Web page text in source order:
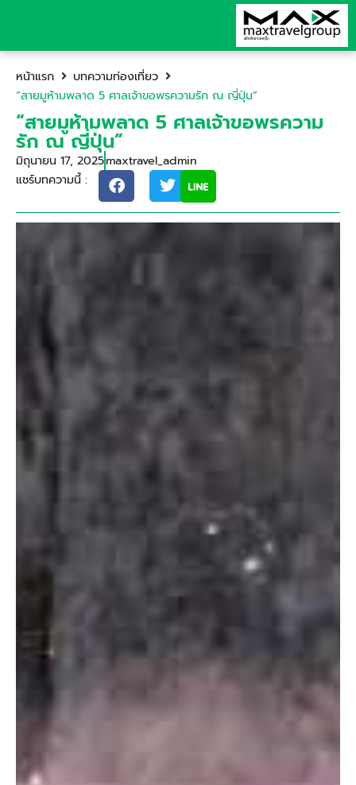
หน้าแรก
บทความท่องเที่ยว
“สายมูห้ามพลาด 5 ศาลเจ้าขอพรความรัก ณ ญี่ปุ่น”
“สายมูห้ามพลาด 5 ศาลเจ้าขอพรความ
รัก ณ ญี่ปุ่น”
มิถุนายน 17, 2025maxtravel_admin
แชร์บทความนี้ :